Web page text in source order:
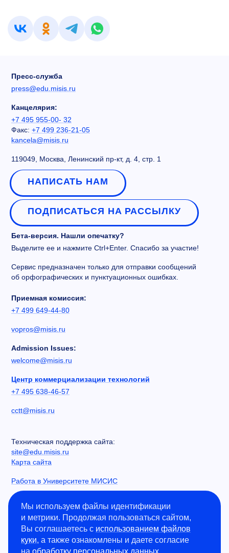
Пресс-служба
press@edu.misis.ru
Канцелярия:
+7 495 955-00- 32
Факс: +7 499 236-21-05
kancela@misis.ru
119049, Москва, Ленинский пр-кт, д. 4, стр. 1
НАПИСАТЬ НАМ
ПОДПИСАТЬСЯ НА РАССЫЛКУ
Бета-версия. Нашли опечатку?
Выделите ее и нажмите Ctrl+Enter. Спасибо за участие!
Сервис предназначен только для отправки сообщений
об орфографических и пунктуационных ошибках.
Приемная комиссия:
+7 499 649-44-80
vopros@misis.ru
Admission Issues:
welcome@misis.ru
Центр коммерциализации технологий
+7 495 638-46-57
cctt@misis.ru
Техническая поддержка сайта:
site@edu.misis.ru
Карта сайта
Работа в Университете МИСИС
Сведения об образовательной организации
Информация о закупках
Противодействие коррупции
Политика конфиденциальности
Мы используем файлы идентификации
и метрики. Продолжая пользоваться сайтом,
Вы соглашаетесь с использованием файлов
куки, а также ознакомлены и даете согласие
на обработку персональных данных